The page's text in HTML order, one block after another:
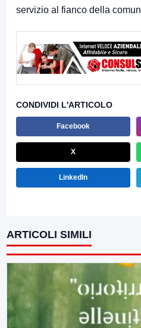
servizio al fianco della
CONDIVIDI L'ARTICOLO
Facebook
X
LinkedIn
ARTICOLI SIMILI